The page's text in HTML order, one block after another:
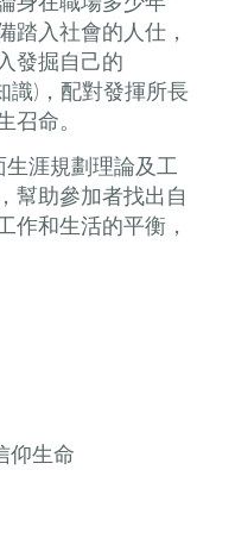
踏入社會的人仕，
發掘自己的
識)，配對發揮所長
召命。
涯規劃理論及工
幫助參加者找出自
作和生活的平衡，
仰生命